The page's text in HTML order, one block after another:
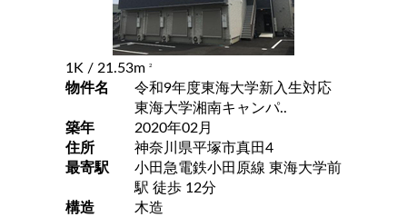
1K / 21.53m 2
物件名
令和9年度東海大学新入生対応
東海大学湘南キャンパ..
築年
2020年02月
住所
神奈川県平塚市真田4
最寄駅
小田急電鉄小田原線 東海大学前
駅 徒歩 12分
構造
木造